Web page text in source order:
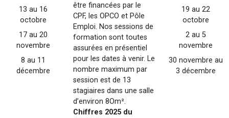
13 au 16
octobre
17 au 20
novembre
8 au 11
décembre
être financées par le
CPF, les OPCO et Pôle
Emploi. Nos sessions de
formation sont toutes
assurées en présentiel
pour les dates à venir. Le
nombre maximum par
session est de 13
stagiaires dans une salle
d’environ 8Om².
Chiffres 2025 du
19 au 22
octobre
2 au 5
novembre
30 novembre au
3 décembre